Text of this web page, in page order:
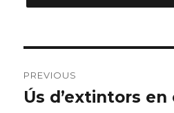
d'articles
PREVIOUS
Previous
Ús d’extintors en